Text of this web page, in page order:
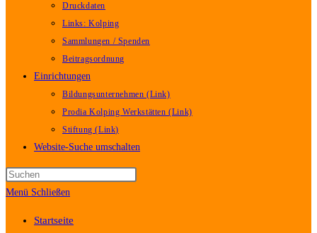
Druckdaten
Links: Kolping
Sammlungen / Spenden
Beitragsordnung
Einrichtungen
Bildungsunternehmen (Link)
Prodia Kolping Werkstätten (Link)
Stiftung (Link)
Website-Suche umschalten
Menü Schließen
Startseite